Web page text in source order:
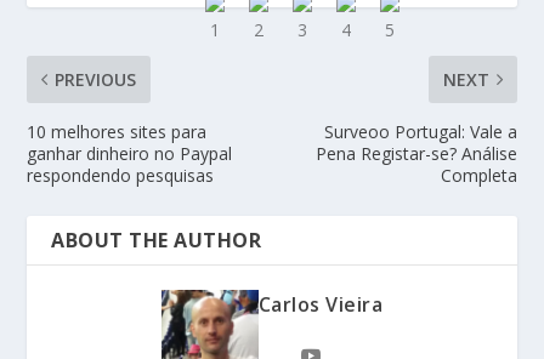
PREVIOUS
10 melhores sites para
ganhar dinheiro no Paypal
respondendo pesquisas
NEXT
Surveoo Portugal: Vale a
Pena Registar-se? Análise
Completa
ABOUT THE AUTHOR
Carlos Vieira